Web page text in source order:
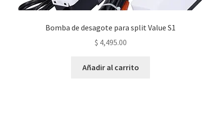
Bomba de desagote para split Value S1
$ 4,495.00
Añadir al carrito